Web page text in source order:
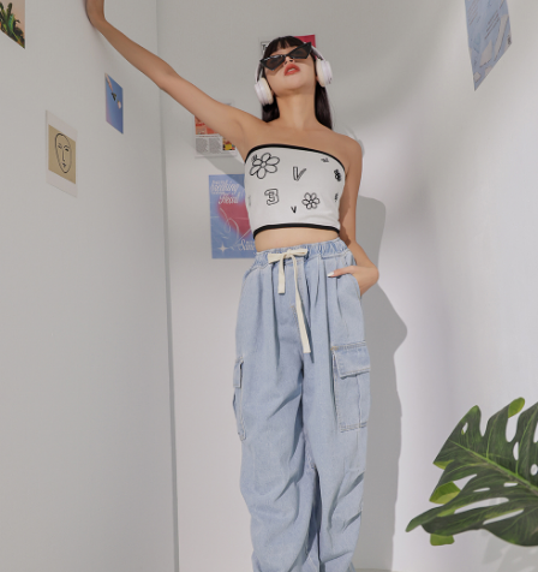
Pembayaran ansuran melalui OP Pay Later akan dibilkan secara
berasingan dan tidak termasuk dalam bil telekom anda. SMS peringatan
pembayaran akan dihantar selepas kitaran bil bulanan.
Selepas mengakses bil melalui pautan dalam SMS, anda boleh
menyelesaikan pembayaran anda melalui salah satu saluran berikut: kod
bar kedai serbaneka, kedai runcit Taiwan Mobile, pemindahan bank,
JKOPay, atau iPASS MONEY.
Perkhidmatan ini disediakan oleh Taiwan Mobile Co., Ltd. (“Syarikat”),
yang membolehkan pelanggan membeli barangan atau perkhidmatan
melalui perkhidmatan ini pada masa transaksi. Hasil daripada pembelian
atau pembayaran ansuran akan dipindahkan oleh peniaga kepada
Syarikat, dan pelanggan hendaklah membuat pembayaran mengikut
perjanjian menggunakan sistem bil Syarikat.
Untuk memenuhi hubungan kontrak yang terjalin melalui persetujuan
penggunaan OP Pay Later, peniaga akan memberikan maklumat peribadi
anda (termasuk nama, nombor telefon, atau alamat) kepada Syarikat bagi
tujuan pengumpulan, pemprosesan dan penggunaan data yang
diperlukan untuk pengebilan ansuran, termasuk pengesahan,
Untuk terma perkhidmatan penuh, sila rujuk pautan berikut:
ditambah dengan bilangan hari yang boleh dilanjutkan oleh AFTEE. Anda
boleh melanjutkan tempoh pembayaran anda sebelum anda menerima
pesanan. Walau bagaimanapun, tiada jaminan bahawa anda boleh
menerima pesanan anda semasa tempoh pembayaran (cth.: produk
prapesanan atau produk yang mungkin mengambil masa yang lebih
lama untuk dihantar). Oleh itu, anda dikehendaki membuat pembayaran
kepada AFTEE dalam tempoh sama ada anda menerima pesanan.
Kedua, Sekatan Pembayaran
1. Jumlah yang diperakui untuk pengguna kali pertama boleh sehingga
NT$10,000. Amaun diperakui sebenar yang diluluskan akan berdasarkan
keputusan pensijilan dan semakan oleh AFTEE.
2. Amaun perbelanjaan minimum mestilah lebih besar daripada NT$20.
3. Pada masa ini hanya tersedia untuk ahli Taiwan.
Perkhidmatan AFTEE Beli Sekarang Bayar Kemudian disediakan oleh NP
Taiwan, Inc. dan AFTEE akan membuat bil kepada pengguna. AFTEE
akan menggunakan data peribadi yang dikumpul (termasuk nama
pembeli, no. telefon, nama penerima, no. telefon, alamat penerima) untuk
penggunaan perkhidmatan. Sila rujuk kepada "Penyata Pengumpulan
Data Peribadi, Pemprosesan, Penggunaan"
) untuk maklumat lanjut.
Jumlah yang diperakui untuk pengguna kali pertama yang lulus
kelulusan boleh sehingga NT$10,000. Jika pengguna tidak membuat
NT$10,000/pesanan
7-11取貨付款
NT$60/pesanan | Penghantaran percuma untuk pesanan
NT$1,800 atau lebih
付款後7-11取貨
NT$60/pesanan | Penghantaran percuma untuk pesanan
NT$100/pesanan | Penghantaran percuma untuk pesanan
Kadar Penghantaran